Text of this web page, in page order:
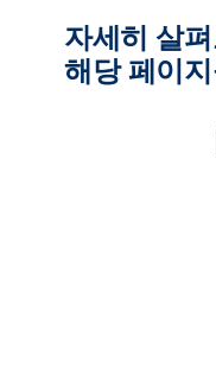
자세히 살
해당 페이